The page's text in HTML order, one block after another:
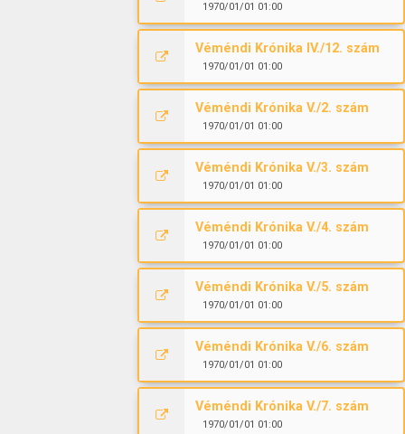
1970/01/01 01:00
Véméndi Krónika IV./12. szám
1970/01/01 01:00
Véméndi Krónika V./2. szám
1970/01/01 01:00
Véméndi Krónika V./3. szám
1970/01/01 01:00
Véméndi Krónika V./4. szám
1970/01/01 01:00
Véméndi Krónika V./5. szám
1970/01/01 01:00
Véméndi Krónika V./6. szám
1970/01/01 01:00
Véméndi Krónika V./7. szám
1970/01/01 01:00